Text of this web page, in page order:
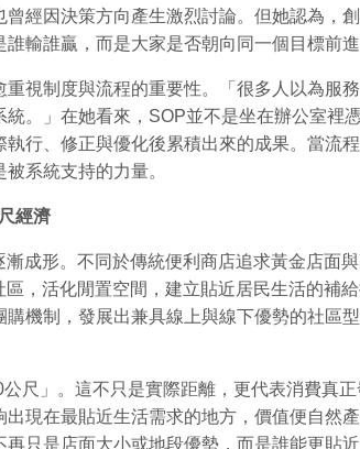
經因決策方向產生激烈討論。但她認為，
輸誰贏，而是大家是否朝向同一個目標前進
視制度與流程的重要性。「很多人以為服
。」在她看來，SOP並不是坐在辦公室裡
行、修正與優化後累積出來的成果。當流
系統支持的力量。
經濟
成形。不同於傳統便利商店追求黃金店面與
，活化閒置空間，建立貼近居民生活的補
機制，發展出兼具線上與線下優勢的社區
尺」。這不只是實際距離，更代表消費真正
現在最貼近生活需求的地方，價值便自然產
只是店面大小或地段優勢，而是誰能更貼